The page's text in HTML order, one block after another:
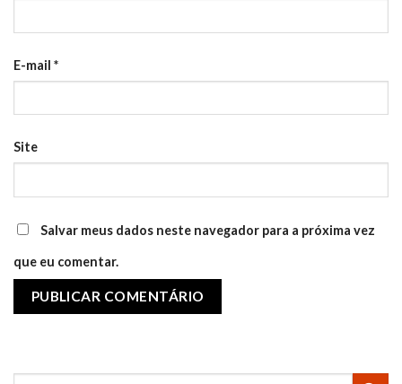
E-mail *
Site
Salvar meus dados neste navegador para a próxima vez
que eu comentar.